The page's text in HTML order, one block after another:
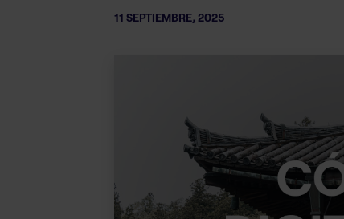
11 SEPTIEMBRE, 2025